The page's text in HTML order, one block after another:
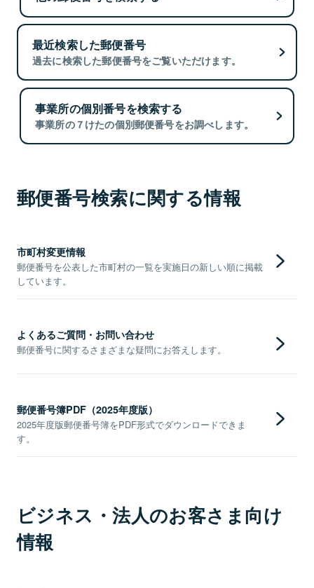
最近検索した郵便番号
過去に検索した郵便番号をご覧いただけます。
事業所の個別番号を検索する
事業所の７けたの個別郵便番号をお調べします。
郵便番号検索に関する情報
市町村変更情報
郵便番号を公表した市町村の一覧を実施日の新しい順に掲載
しています。
よくあるご質問・お問い合わせ
郵便番号に関するさまざまな疑問にお答えします。
郵便番号簿PDF（2025年度版）
2025年度版郵便番号簿をPDF形式でダウンロードできま
す。
ビジネス・法人のお客さま向け
情報